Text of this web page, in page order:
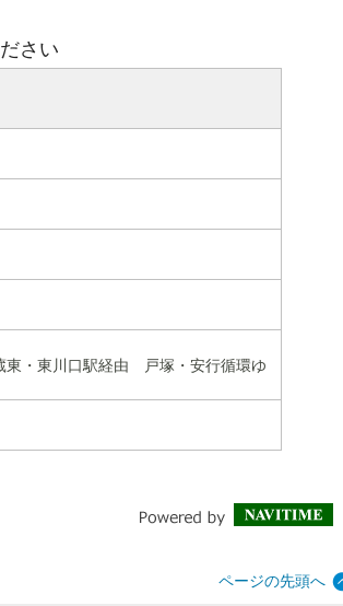
さい
・東川口駅経由 戸塚・安行循環ゆ
ページの先頭へ